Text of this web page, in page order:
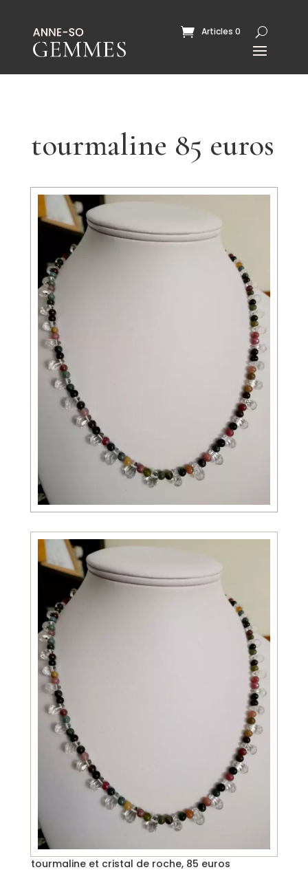
Articles 0
tourmaline 85 euros
tourmaline et cristal de roche, 85 euros